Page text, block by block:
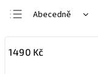
Abecedně
Nejdražší
1490 Kč